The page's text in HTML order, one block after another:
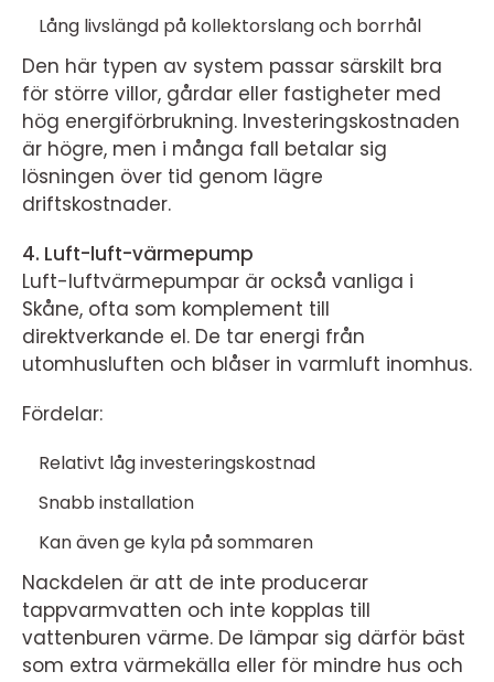
Lång livslängd på kollektorslang och borrhål
Den här typen av system passar särskilt bra
för större villor, gårdar eller fastigheter med
hög energiförbrukning. Investeringskostnaden
är högre, men i många fall betalar sig
lösningen över tid genom lägre
driftskostnader.
4. Luft-luft-värmepump
Luft-luftvärmepumpar är också vanliga i
Skåne, ofta som komplement till
direktverkande el. De tar energi från
utomhusluften och blåser in varmluft inomhus.
Fördelar:
Relativt låg investeringskostnad
Snabb installation
Kan även ge kyla på sommaren
Nackdelen är att de inte producerar
tappvarmvatten och inte kopplas till
vattenburen värme. De lämpar sig därför bäst
som extra värmekälla eller för mindre hus och